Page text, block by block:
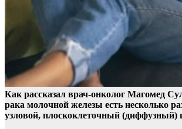
Как рассказал врач-онколог Магомед
рака молочной железы есть несколько
узловой, плоскоклеточный